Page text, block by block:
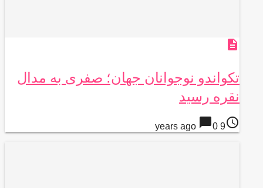
description
تکواندو نوجوانان جهان؛ صفری به مدال
نقره رسید
access_time
9 years ago
chat_bubble0